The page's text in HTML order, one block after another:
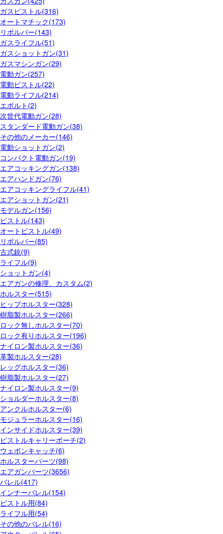
ガスピストル(316)
オートマチック(173)
リボルバー(143)
ガスライフル(51)
ガスショットガン(31)
ガスマシンガン(29)
電動ガン(257)
電動ピストル(22)
電動ライフル(214)
エボルト(2)
次世代電動ガン(28)
スタンダード電動ガン(38)
その他のメーカー(146)
電動ショットガン(2)
コンパクト電動ガン(19)
エアコッキングガン(138)
エアハンドガン(76)
エアコッキングライフル(41)
エアショットガン(21)
モデルガン(156)
ピストル(143)
オートピストル(49)
リボルバー(85)
古式銃(9)
ライフル(9)
ショットガン(4)
エアガンの修理、カスタム(2)
ホルスター(515)
ヒップホルスター(328)
樹脂製ホルスター(266)
ロック無しホルスター(70)
ロック有りホルスター(196)
ナイロン製ホルスター(36)
革製ホルスター(28)
レッグホルスター(36)
樹脂製ホルスター(27)
ナイロン製ホルスター(9)
ショルダーホルスター(8)
アンクルホルスター(6)
モジュラーホルスター(16)
インサイドホルスター(39)
ピストルキャリーポーチ(2)
ウェポンキャッチ(6)
ホルスターパーツ(98)
エアガンパーツ(3656)
バレル(417)
インナーバレル(154)
ピストル用(84)
ライフル用(54)
その他のバレル(16)